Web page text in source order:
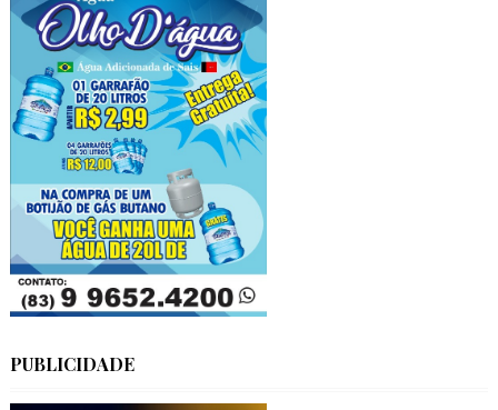
PUBLICIDADE